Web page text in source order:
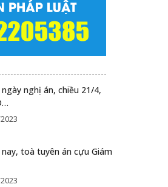
ngày nghị án, chiều 21/4,
nay, toà tuyên án cựu Giám